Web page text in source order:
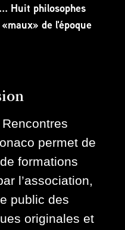
Huit philosophes
de l'époque
permet de
formations
l’association,
public des
originales et